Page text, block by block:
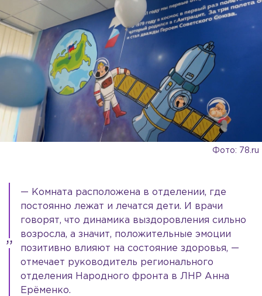
Фото: 78.ru
— Комната расположена в отделении, где
постоянно лежат и лечатся дети. И врачи
говорят, что динамика выздоровления сильно
возросла, а значит, положительные эмоции
позитивно влияют на состояние здоровья, —
отмечает руководитель регионального
отделения Народного фронта в ЛНР Анна
Ерёменко.